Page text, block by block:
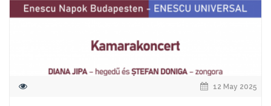
12 May 2025